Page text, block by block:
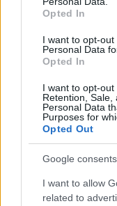
Opted In
I want to opt-
Personal Data
Opted In
I want to opt-out
Retention, Sale,
Personal Data
Purposes for
Opted Out
Google consents
I want to allow
related to
Népszerű